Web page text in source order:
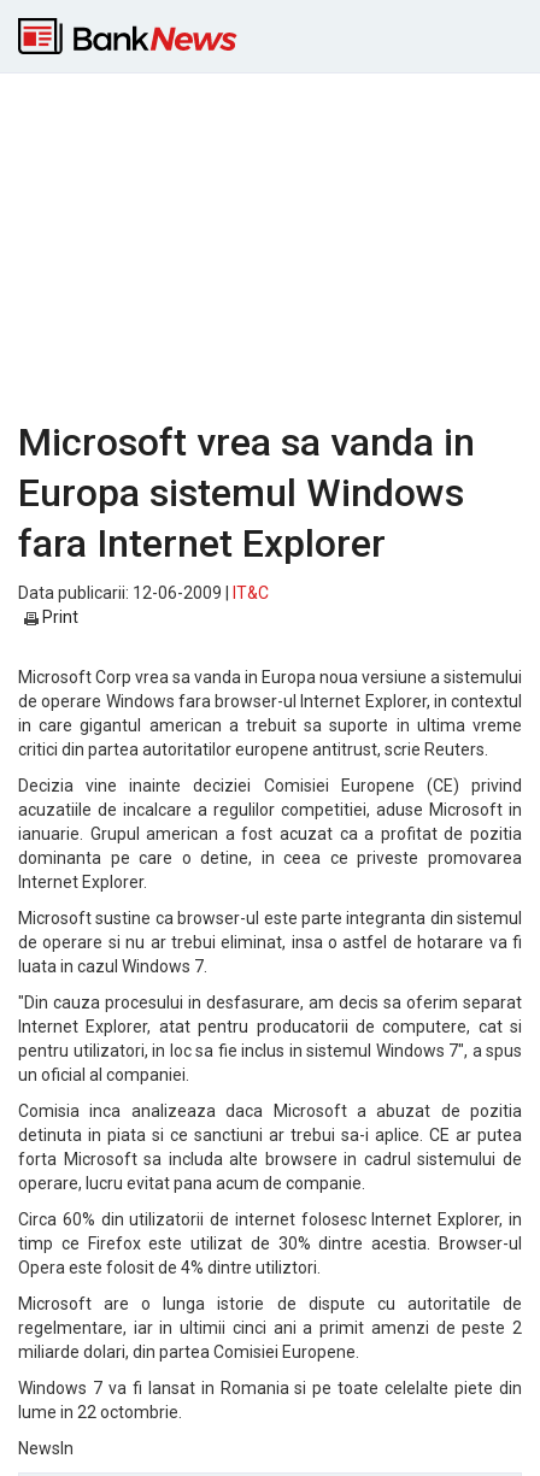
Microsoft vrea sa vanda in
Europa sistemul Windows
fara Internet Explorer
Data publicarii: 12-06-2009 |
IT&C
Print
Microsoft Corp vrea sa vanda in Europa noua versiune a sistemului
de operare Windows fara browser-ul Internet Explorer, in contextul
in care gigantul american a trebuit sa suporte in ultima vreme
critici din partea autoritatilor europene antitrust, scrie Reuters.
Decizia vine inainte deciziei Comisiei Europene (CE) privind
acuzatiile de incalcare a regulilor competitiei, aduse Microsoft in
ianuarie. Grupul american a fost acuzat ca a profitat de pozitia
dominanta pe care o detine, in ceea ce priveste promovarea
Internet Explorer.
Microsoft sustine ca browser-ul este parte integranta din sistemul
de operare si nu ar trebui eliminat, insa o astfel de hotarare va fi
luata in cazul Windows 7.
"Din cauza procesului in desfasurare, am decis sa oferim separat
Internet Explorer, atat pentru producatorii de computere, cat si
pentru utilizatori, in loc sa fie inclus in sistemul Windows 7", a spus
un oficial al companiei.
Comisia inca analizeaza daca Microsoft a abuzat de pozitia
detinuta in piata si ce sanctiuni ar trebui sa-i aplice. CE ar putea
forta Microsoft sa includa alte browsere in cadrul sistemului de
operare, lucru evitat pana acum de companie.
Circa 60% din utilizatorii de internet folosesc Internet Explorer, in
timp ce Firefox este utilizat de 30% dintre acestia. Browser-ul
Opera este folosit de 4% dintre utiliztori.
Microsoft are o lunga istorie de dispute cu autoritatile de
regelmentare, iar in ultimii cinci ani a primit amenzi de peste 2
miliarde dolari, din partea Comisiei Europene.
Windows 7 va fi lansat in Romania si pe toate celelalte piete din
lume in 22 octombrie.
NewsIn